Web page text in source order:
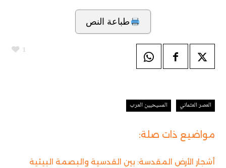
طباعة النص
1
العصر العثماني المسيحيين العرب
مواضيع ذات صلة:
أشجار الأرض المقدسة: بين القدسية والبصمة البيئية